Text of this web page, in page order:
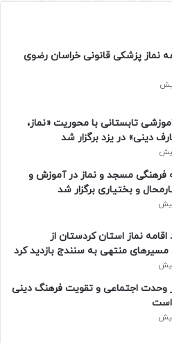
نماز پزشکی قانونی خراسان رضوی
تابستانی با محوریت «نماز،
دینی» در یزد برگزار شد
مسجد و نماز در آموزش و
و بختیاری برگزار شد
نماز استان کردستان از
منتهی به سنندج بازدید کرد
وحدت اجتماعی و تقویت فرهنگ دینی
است